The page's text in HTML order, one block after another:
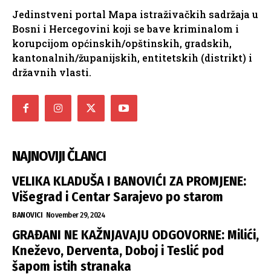
Jedinstveni portal Mapa istraživačkih sadržaja u
Bosni i Hercegovini koji se bave kriminalom i
korupcijom općinskih/opštinskih, gradskih,
kantonalnih/županijskih, entitetskih (distrikt) i
državnih vlasti.
NAJNOVIJI ČLANCI
VELIKA KLADUŠA I BANOVIĆI ZA PROMJENE:
Višegrad i Centar Sarajevo po starom
BANOVICI November 29, 2024
GRAĐANI NE KAŽNJAVAJU ODGOVORNE: Milići,
Kneževo, Derventa, Doboj i Teslić pod
šapom istih stranaka